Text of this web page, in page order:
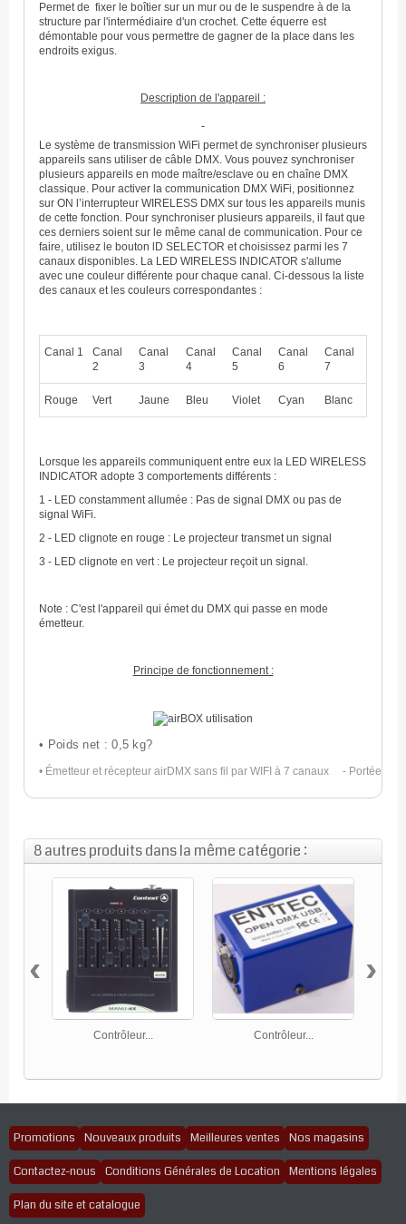
Permet de fixer le boîtier sur un mur ou de le suspendre à de la
structure par l'intermédiaire d'un crochet. Cette équerre est
démontable pour vous permettre de gagner de la place dans les
endroits exigus.
Description de l'appareil :
Le système de transmission WiFi permet de synchroniser plusieurs
appareils sans utiliser de câble DMX. Vous pouvez synchroniser
plusieurs appareils en mode maître/esclave ou en chaîne DMX
classique. Pour activer la communication DMX WiFi, positionnez
sur ON l’interrupteur WIRELESS DMX sur tous les appareils munis
de cette fonction. Pour synchroniser plusieurs appareils, il faut que
ces derniers soient sur le même canal de communication. Pour ce
faire, utilisez le bouton lD SELECTOR et choisissez parmi les 7
canaux disponibles. La LED WIRELESS INDICATOR s'allume
avec une couleur différente pour chaque canal. Ci-dessous la liste
des canaux et les couleurs correspondantes :
Canal 1
Canal
2
Canal
3
Canal
4
Canal
5
Canal
6
Canal
7
Rouge Vert Jaune Bleu Violet Cyan Blanc
Lorsque les appareils communiquent entre eux la LED WIRELESS
INDICATOR adopte 3 comportements différents :
1 - LED constamment allumée : Pas de signal DMX ou pas de
signal WiFi.
2 - LED clignote en rouge : Le projecteur transmet un signal
3 - LED clignote en vert : Le projecteur reçoit un signal.
Note : C'est l'appareil qui émet du DMX qui passe en mode
émetteur.
Principe de fonctionnement :
• Poids net : 0,5 kg?
• Émetteur et récepteur airDMX sans fil par WIFI à 7 canaux     - Portée
8 autres produits dans la même catégorie :
Contrôleur... Contrôleur...
‹ ›
Promotions Nouveaux produits Meilleures ventes Nos magasins
Contactez-nous Conditions Générales de Location Mentions légales
Plan du site et catalogue